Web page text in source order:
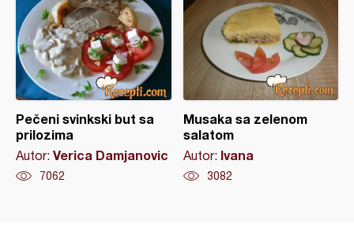
Pečeni svinkski but sa
prilozima
Autor: Verica Damjanovic
7062
Musaka sa zelenom
salatom
Autor: Ivana
3082